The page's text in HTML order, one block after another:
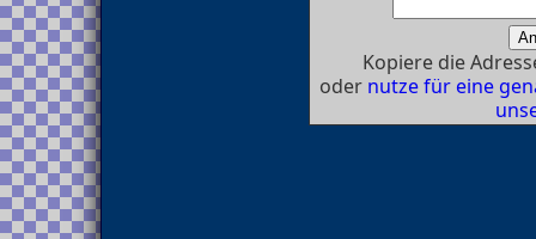
Kopiere die
oder nutze für eine